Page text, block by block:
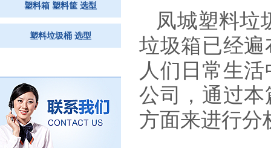
塑料箱 塑料筐 选型
塑料垃圾桶 选型
凤城塑料垃
垃圾箱已经
人们日常生
公司，通过
方面来进行分